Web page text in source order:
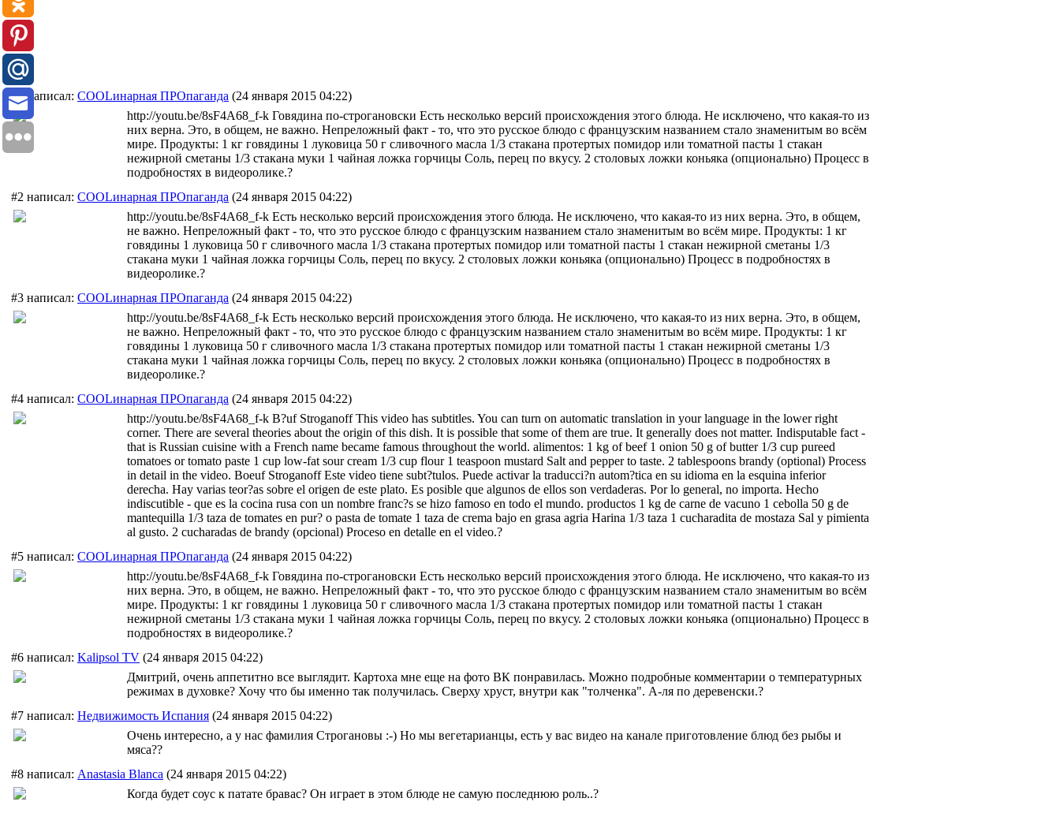
#1 написал: COOLинарная ПРОпаганда (24 января 2015 04:22)
http://youtu.be/8sF4A68_f-k Говядина по-строгановски Есть несколько версий происхождения этого блюда. Не исключено, что какая-то из
них верна. Это, в общем, не важно. Непреложный факт - то, что это русское блюдо с французским названием стало знаменитым во всём
мире. Продукты: 1 кг говядины 1 луковица 50 г сливочного масла 1/3 стакана протертых помидор или томатной пасты 1 стакан
нежирной сметаны 1/3 стакана муки 1 чайная ложка горчицы Соль, перец по вкусу. 2 столовых ложки коньяка (опционально) Процесс в
подробностях в видеоролике.?
#2 написал: COOLинарная ПРОпаганда (24 января 2015 04:22)
http://youtu.be/8sF4A68_f-k Есть несколько версий происхождения этого блюда. Не исключено, что какая-то из них верна. Это, в общем,
не важно. Непреложный факт - то, что это русское блюдо с французским названием стало знаменитым во всём мире. Продукты: 1 кг
говядины 1 луковица 50 г сливочного масла 1/3 стакана протертых помидор или томатной пасты 1 стакан нежирной сметаны 1/3
стакана муки 1 чайная ложка горчицы Соль, перец по вкусу. 2 столовых ложки коньяка (опционально) Процесс в подробностях в
видеоролике.?
#3 написал: COOLинарная ПРОпаганда (24 января 2015 04:22)
http://youtu.be/8sF4A68_f-k Есть несколько версий происхождения этого блюда. Не исключено, что какая-то из них верна. Это, в общем,
не важно. Непреложный факт - то, что это русское блюдо с французским названием стало знаменитым во всём мире. Продукты: 1 кг
говядины 1 луковица 50 г сливочного масла 1/3 стакана протертых помидор или томатной пасты 1 стакан нежирной сметаны 1/3
стакана муки 1 чайная ложка горчицы Соль, перец по вкусу. 2 столовых ложки коньяка (опционально) Процесс в подробностях в
видеоролике.?
#4 написал: COOLинарная ПРОпаганда (24 января 2015 04:22)
http://youtu.be/8sF4A68_f-k B?uf Stroganoff This video has subtitles. You can turn on automatic translation in your language in the lower right
corner. There are several theories about the origin of this dish. It is possible that some of them are true. It generally does not matter. Indisputable fact -
that is Russian cuisine with a French name became famous throughout the world. alimentos: 1 kg of beef 1 onion 50 g of butter 1/3 cup pureed
tomatoes or tomato paste 1 cup low-fat sour cream 1/3 cup flour 1 teaspoon mustard Salt and pepper to taste. 2 tablespoons brandy (optional) Process
in detail in the video. Boeuf Stroganoff Este video tiene subt?tulos. Puede activar la traducci?n autom?tica en su idioma en la esquina inferior
derecha. Hay varias teor?as sobre el origen de este plato. Es posible que algunos de ellos son verdaderas. Por lo general, no importa. Hecho
indiscutible - que es la cocina rusa con un nombre franc?s se hizo famoso en todo el mundo. productos 1 kg de carne de vacuno 1 cebolla 50 g de
mantequilla 1/3 taza de tomates en pur? o pasta de tomate 1 taza de crema bajo en grasa agria Harina 1/3 taza 1 cucharadita de mostaza Sal y pimienta
al gusto. 2 cucharadas de brandy (opcional) Proceso en detalle en el video.?
#5 написал: COOLинарная ПРОпаганда (24 января 2015 04:22)
http://youtu.be/8sF4A68_f-k Говядина по-строгановски Есть несколько версий происхождения этого блюда. Не исключено, что какая-то из
них верна. Это, в общем, не важно. Непреложный факт - то, что это русское блюдо с французским названием стало знаменитым во всём
мире. Продукты: 1 кг говядины 1 луковица 50 г сливочного масла 1/3 стакана протертых помидор или томатной пасты 1 стакан
нежирной сметаны 1/3 стакана муки 1 чайная ложка горчицы Соль, перец по вкусу. 2 столовых ложки коньяка (опционально) Процесс в
подробностях в видеоролике.?
#6 написал: Kalipsol TV (24 января 2015 04:22)
Дмитрий, очень аппетитно все выглядит. Картоха мне еще на фото ВК понравилась. Можно подробные комментарии о температурных
режимах в духовке? Хочу что бы именно так получилась. Сверху хруст, внутри как "толченка". А-ля по деревенски.?
#7 написал: Недвижимость Испания (24 января 2015 04:22)
Очень интересно, а у нас фамилия Строгановы :-) Но мы вегетарианцы, есть у вас видео на канале приготовление блюд без рыбы и
мяса??
#8 написал: Anastasia Blanca (24 января 2015 04:22)
Когда будет соус к патате бравас? Он играет в этом блюде не самую последнюю роль..?